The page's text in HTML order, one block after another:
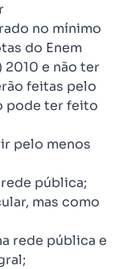
no mínimo
do Enem
2010 e não ter
feitas pelo
pode ter feito
pelo menos
pública;
mas como
rede pública e